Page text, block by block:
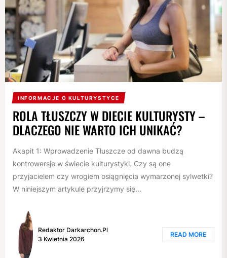
INFORMACJE O KULTURYSTYCE
ROLA TŁUSZCZY W DIECIE KULTURYSTY –
DLACZEGO NIE WARTO ICH UNIKAĆ?
Akapit 1: Wprowadzenie Tłuszcze od dawna budzą
kontrowersje w świecie kulturystyki. Czy są one
przyjacielem czy wrogiem osiągnięcia wymarzonej sylwetki?
W niniejszym artykule przyjrzymy się...
Redaktor Darkarchon.pl
3 Kwietnia 2026
READ MORE